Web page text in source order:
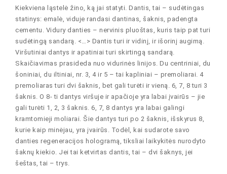
Kiekviena ląstelė žino, ką jai statyti. Dantis, tai – sudėtingas
statinys: emalė, viduje randasi dantinas, šaknis, padengta
cementu. Vidury danties – nervinis pluoštas, kuris taip pat turi
sudėtingą sandarą. <…> Dantis turi ir vidinį, ir išorinį augimą.
Viršutiniai dantys ir apatiniai turi skirtingą sandarą.
Skaičiavimas prasideda nuo vidurinės linijos. Du centriniai, du
šoniniai, du iltiniai, nr. 3, 4 ir 5 – tai kapliniai – premoliarai. 4
premoliaras turi dvi šaknis, bet gali turėti ir vieną. 6, 7, 8 turi 3
šaknis. O 8- ti dantys viršuje ir apačioje yra labai įvairūs – jie
gali turėti 1, 2, 3 šaknis. 6, 7, 8 dantys yra labai galingi
kramtomieji moliarai. Šie dantys turi po 2 šaknis, išskyrus 8,
kurie kaip minėjau, yra įvairūs. Todėl, kai sudarote savo
danties regeneracijos hologramą, tiksliai laikykitės nurodyto
šaknų kiekio. Jei tai ketvirtas dantis, tai – dvi šaknys, jei
šeštas, tai – trys.